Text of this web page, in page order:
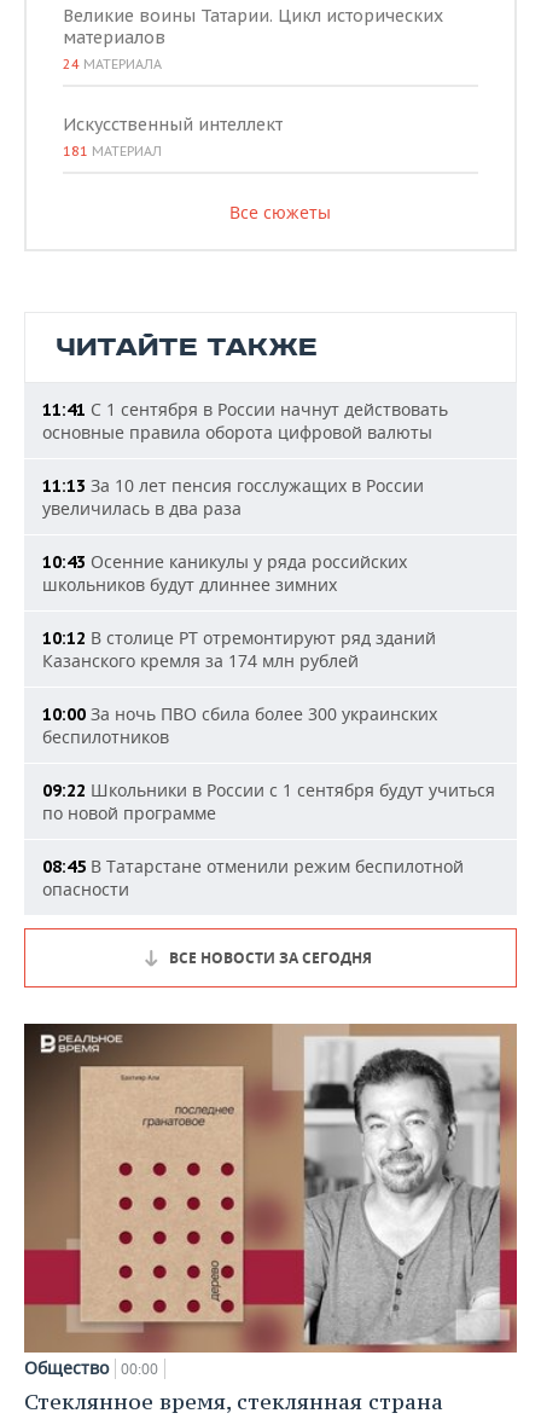
Великие воины Татарии. Цикл исторических
материалов
24 МАТЕРИАЛА
Искусственный интеллект
181 МАТЕРИАЛ
Все сюжеты
ЧИТАЙТЕ ТАКЖЕ
11:41 С 1 сентября в России начнут действовать
основные правила оборота цифровой валюты
11:13 За 10 лет пенсия госслужащих в России
увеличилась в два раза
10:43 Осенние каникулы у ряда российских
школьников будут длиннее зимних
10:12 В столице РТ отремонтируют ряд зданий
Казанского кремля за 174 млн рублей
10:00 За ночь ПВО сбила более 300 украинских
беспилотников
09:22 Школьники в России с 1 сентября будут учиться
по новой программе
08:45 В Татарстане отменили режим беспилотной
опасности
ВСЕ НОВОСТИ ЗА СЕГОДНЯ
Общество 00:00
Стеклянное время, стеклянная страна